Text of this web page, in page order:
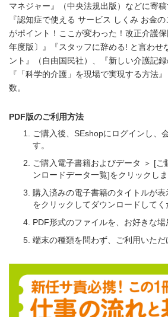
マネジャー』（中央法規出版）などに寄稿
『認知症で使える サービス しくみ お金
がポイント！ここが変わった！改正介護
年度版〕』『スタッフに辞める! と言わせ
ント』（自由国民社）、『新しい介護記録
『「科学的介護」を現場で実現する方法
数。
PDF版のご利用方法
ご購入後、SEshopにログインし、
す。
ご購入電子書籍およびデータ ＞ [ご
ンロードデータ一覧]をクリックしま
購入済みの電子書籍のタイトルが
をクリックしてダウンロードしてく
PDF形式のファイルを、お好きな場
端末の種類を問わず、ご利用いただ